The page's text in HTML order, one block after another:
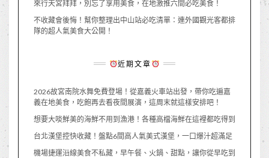
來行天宮拜拜，別忘了享用美食，在地激推六間必吃美食！
不收藏會後悔！幫你整理出中山站必吃清單：連外國觀光客都排
隊的超人氣美食大公開！
近期文章
2026故宮南院水舞免費登場！從嘉義火車站出發，帶你吃遍嘉
義在地美食，吃飽再去看夜間展演，這周末就這樣安排吧！
想要大啖鮮美的海鮮不用到漁港！各種高檔海鮮在這裡都吃得到
台北漢堡控快收藏！盤點6間高人氣美式漢堡，一口爆汁超滿足
機場捷運沿線美食不私藏，早午餐、火鍋、甜點，讓你從早吃到